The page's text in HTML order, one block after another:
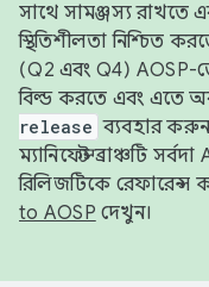
সাথে সামঞ্জস্য রাখতে
স্থিতিশীলতা নিশ্চিত
(Q2 এবং Q4) AOSP-
বিল্ড করতে এবং এতে
release ব্যবহার
ম্যানিফেস্ট ব্রাঞ্চটি
রিলিজটিকে
to AOSP দেখুন।